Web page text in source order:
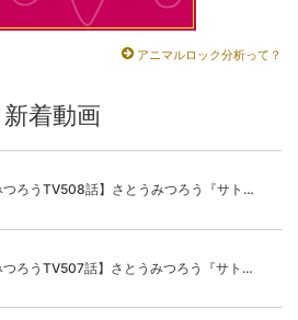
アニマルロック分析って？
新着動画
【みつろうTV508話】さとうみつろう『サトレル男塾』編④「“毎日”が変わります。楽しく」
【みつろうTV507話】さとうみつろう『サトレル男塾』編③「快楽は“自分のカラダの内側”にしかない」